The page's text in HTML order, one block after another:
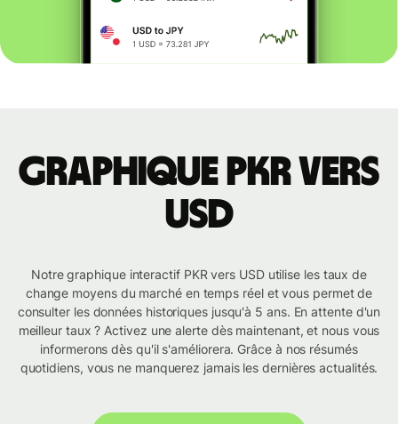
Graphique PKR vers
USD
Notre graphique interactif PKR vers USD utilise les taux de
change moyens du marché en temps réel et vous permet de
consulter les données historiques jusqu'à 5 ans. En attente d'un
meilleur taux ? Activez une alerte dès maintenant, et nous vous
informerons dès qu'il s'améliorera. Grâce à nos résumés
quotidiens, vous ne manquerez jamais les dernières actualités.